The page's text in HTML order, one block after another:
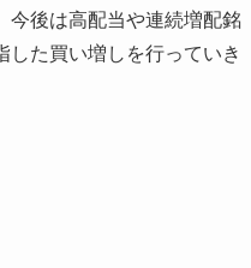
今後は高配当や連続増配銘
た買い増しを行っていき